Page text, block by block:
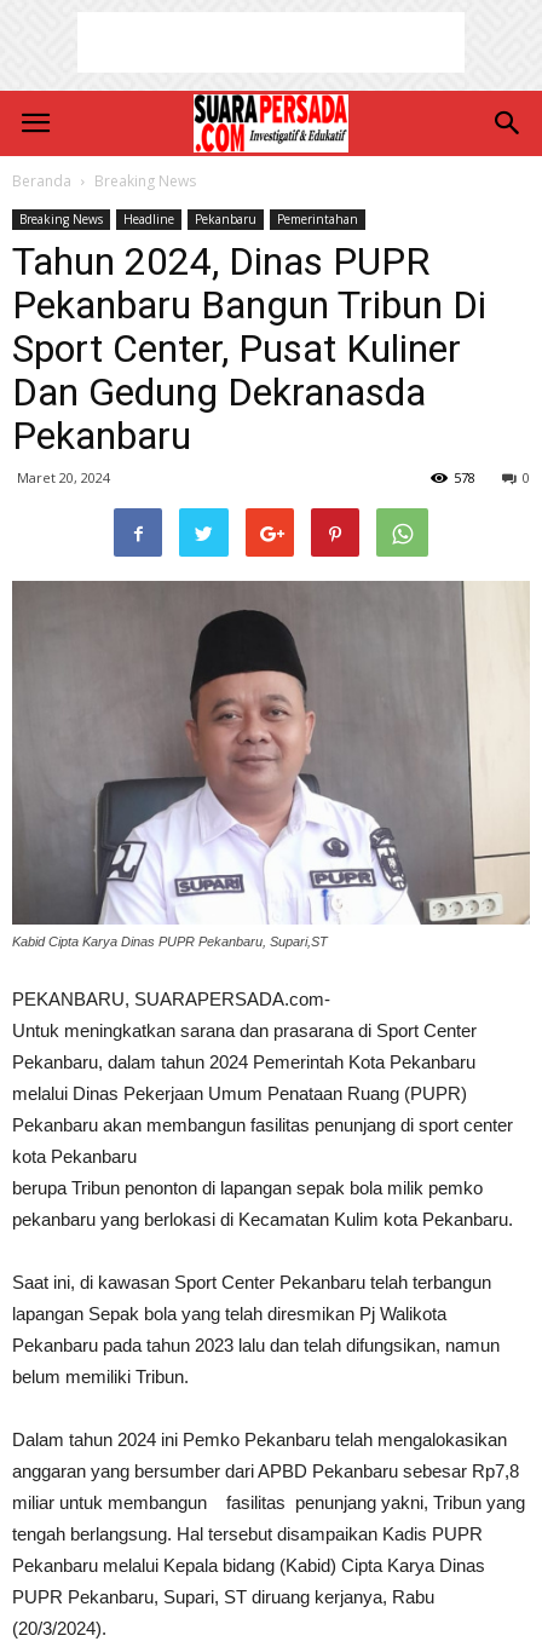
Beranda Breaking News
Breaking News Headline Pekanbaru Pemerintahan
Tahun 2024, Dinas PUPR
Pekanbaru Bangun Tribun Di
Sport Center, Pusat Kuliner
Dan Gedung Dekranasda
Pekanbaru
Maret 20, 2024 0
578
Kabid Cipta Karya Dinas PUPR Pekanbaru, Supari,ST
PEKANBARU, SUARAPERSADA.com-
Untuk meningkatkan sarana dan prasarana di Sport Center
Pekanbaru, dalam tahun 2024 Pemerintah Kota Pekanbaru
melalui Dinas Pekerjaan Umum Penataan Ruang (PUPR)
Pekanbaru akan membangun fasilitas penunjang di sport center
kota Pekanbaru
berupa Tribun penonton di lapangan sepak bola milik pemko
pekanbaru yang berlokasi di Kecamatan Kulim kota Pekanbaru.
Saat ini, di kawasan Sport Center Pekanbaru telah terbangun
lapangan Sepak bola yang telah diresmikan Pj Walikota
Pekanbaru pada tahun 2023 lalu dan telah difungsikan, namun
belum memiliki Tribun.
Dalam tahun 2024 ini Pemko Pekanbaru telah mengalokasikan
anggaran yang bersumber dari APBD Pekanbaru sebesar Rp7,8
miliar untuk membangun fasilitas penunjang yakni, Tribun yang
tengah berlangsung. Hal tersebut disampaikan Kadis PUPR
Pekanbaru melalui Kepala bidang (Kabid) Cipta Karya Dinas
PUPR Pekanbaru, Supari, ST diruang kerjanya, Rabu
(20/3/2024).